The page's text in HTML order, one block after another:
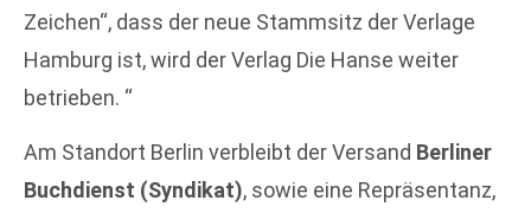
Zeichen“, dass der neue Stammsitz der Verlage
Hamburg ist, wird der Verlag Die Hanse weiter
betrieben. “
Am Standort Berlin verbleibt der Versand Berliner
Buchdienst (Syndikat), sowie eine Repräsentanz,